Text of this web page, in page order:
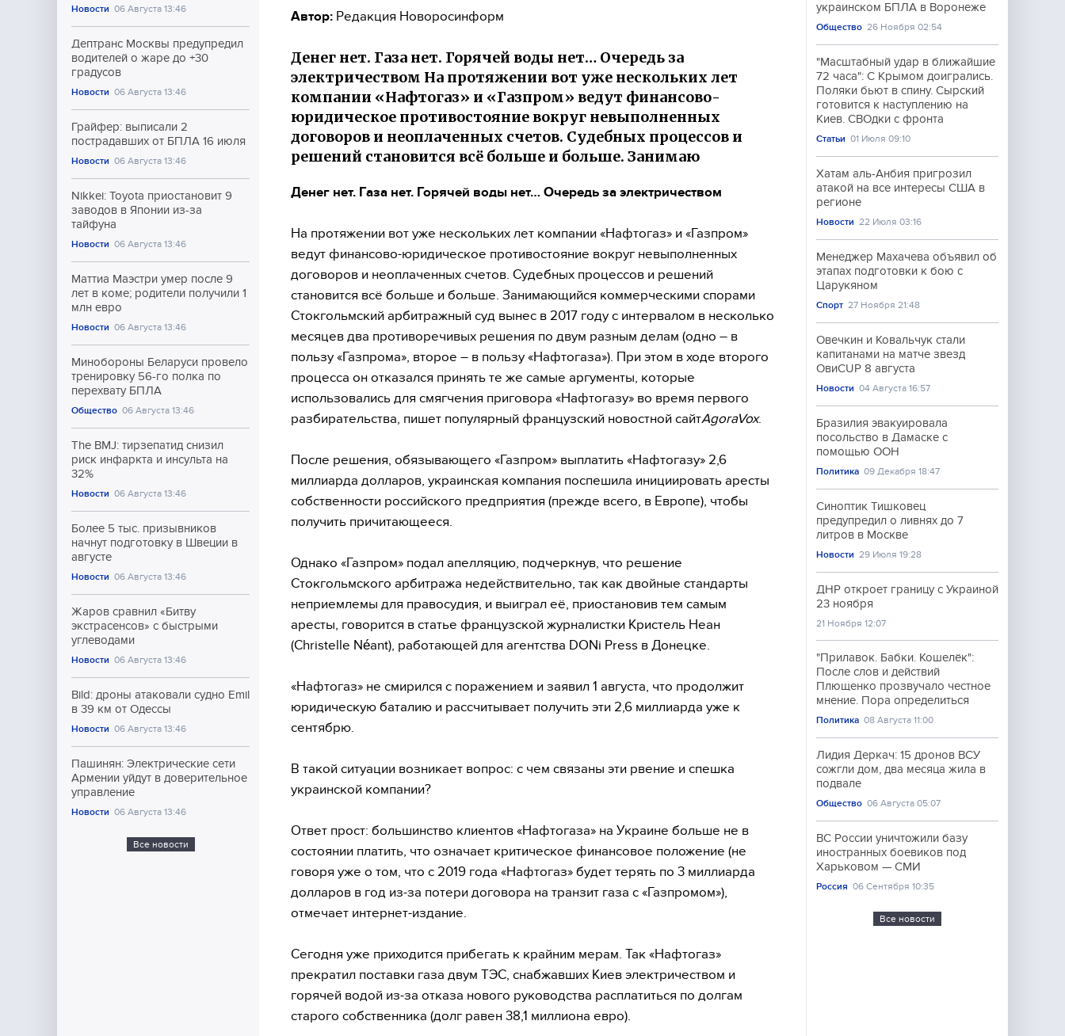
Новости 06 Августа 13:46
Дептранс Москвы предупредил
водителей о жаре до +30
градусов
Новости 06 Августа 13:46
Грайфер: выписали 2
пострадавших от БПЛА 16 июля
Новости 06 Августа 13:46
Nikkei: Toyota приостановит 9
заводов в Японии из-за
тайфуна
Новости 06 Августа 13:46
Маттиа Маэстри умер после 9
лет в коме; родители получили 1
млн евро
Новости 06 Августа 13:46
Минобороны Беларуси провело
тренировку 56-го полка по
перехвату БПЛА
Общество 06 Августа 13:46
The BMJ: тирзепатид снизил
риск инфаркта и инсульта на
32%
Новости 06 Августа 13:46
Более 5 тыс. призывников
начнут подготовку в Швеции в
августе
Новости 06 Августа 13:46
Жаров сравнил «Битву
экстрасенсов» с быстрыми
углеводами
Новости 06 Августа 13:46
Bild: дроны атаковали судно Emil
в 39 км от Одессы
Новости 06 Августа 13:46
Пашинян: Электрические сети
Армении уйдут в доверительное
управление
Новости 06 Августа 13:46
Все новости
Автор: Редакция Новоросинформ
Денег нет. Газа нет. Горячей воды нет… Очередь за
электричеством На протяжении вот уже нескольких лет
компании «Нафтогаз» и «Газпром» ведут финансово-
юридическое противостояние вокруг невыполненных
договоров и неоплаченных счетов. Судебных процессов и
решений становится всё больше и больше. Занимаю
Денег нет. Газа нет. Горячей воды нет… Очередь за электричеством
На протяжении вот уже нескольких лет компании «Нафтогаз» и «Газпром»
ведут финансово-юридическое противостояние вокруг невыполненных
договоров и неоплаченных счетов. Судебных процессов и решений
становится всё больше и больше. Занимающийся коммерческими спорами
Стокгольмский арбитражный суд вынес в 2017 году с интервалом в несколько
месяцев два противоречивых решения по двум разным делам (одно – в
пользу «Газпрома», второе – в пользу «Нафтогаза»). При этом в ходе второго
процесса он отказался принять те же самые аргументы, которые
использовались для смягчения приговора «Нафтогазу» во время первого
разбирательства, пишет популярный французский новостной сайтAgoraVox.
После решения, обязывающего «Газпром» выплатить «Нафтогазу» 2,6
миллиарда долларов, украинская компания поспешила инициировать аресты
собственности российского предприятия (прежде всего, в Европе), чтобы
получить причитающееся.
Однако «Газпром» подал апелляцию, подчеркнув, что решение
Стокгольмского арбитража недействительно, так как двойные стандарты
неприемлемы для правосудия, и выиграл её, приостановив тем самым
аресты, говорится в статье французской журналистки Кристель Неан
(Christelle Néant), работающей для агентства DONi Press в Донецке.
«Нафтогаз» не смирился с поражением и заявил 1 августа, что продолжит
юридическую баталию и рассчитывает получить эти 2,6 миллиарда уже к
сентябрю.
В такой ситуации возникает вопрос: с чем связаны эти рвение и спешка
украинской компании?
Ответ прост: большинство клиентов «Нафтогаза» на Украине больше не в
состоянии платить, что означает критическое финансовое положение (не
говоря уже о том, что с 2019 года «Нафтогаз» будет терять по 3 миллиарда
долларов в год из-за потери договора на транзит газа с «Газпромом»),
отмечает интернет-издание.
Сегодня уже приходится прибегать к крайним мерам. Так «Нафтогаз»
прекратил поставки газа двум ТЭС, снабжавших Киев электричеством и
горячей водой из-за отказа нового руководства расплатиться по долгам
старого собственника (долг равен 38,1 миллиона евро).
украинском БПЛА в Воронеже
Общество 26 Ноября 02:54
"Масштабный удар в ближайшие
72 часа": С Крымом доигрались.
Поляки бьют в спину. Сырский
готовится к наступлению на
Киев. СВОдки с фронта
Статьи 01 Июля 09:10
Хатам аль-Анбия пригрозил
атакой на все интересы США в
регионе
Новости 22 Июля 03:16
Менеджер Махачева объявил об
этапах подготовки к бою с
Царукяном
Спорт 27 Ноября 21:48
Овечкин и Ковальчук стали
капитанами на матче звезд
ОвиCUP 8 августа
Новости 04 Августа 16:57
Бразилия эвакуировала
посольство в Дамаске с
помощью ООН
Политика 09 Декабря 18:47
Синоптик Тишковец
предупредил о ливнях до 7
литров в Москве
Новости 29 Июля 19:28
ДНР откроет границу с Украиной
23 ноября
21 Ноября 12:07
"Прилавок. Бабки. Кошелёк":
После слов и действий
Плющенко прозвучало честное
мнение. Пора определиться
Политика 08 Августа 11:00
Лидия Деркач: 15 дронов ВСУ
сожгли дом, два месяца жила в
подвале
Общество 06 Августа 05:07
ВС России уничтожили базу
иностранных боевиков под
Харьковом — СМИ
Россия 06 Сентября 10:35
Все новости